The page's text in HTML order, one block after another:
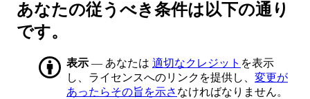
あなたの従うべき条件は以下の通り
です。
表示 — あなたは 適切なクレジット を表示
し、ライセンスへのリンクを提供し、 変更が
あったらその旨を示さ なければなりません。